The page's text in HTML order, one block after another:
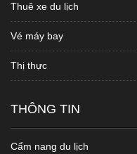
Thuê xe du lịch
Vé máy bay
Thị thực
THÔNG TIN
Cẩm nang du lịch